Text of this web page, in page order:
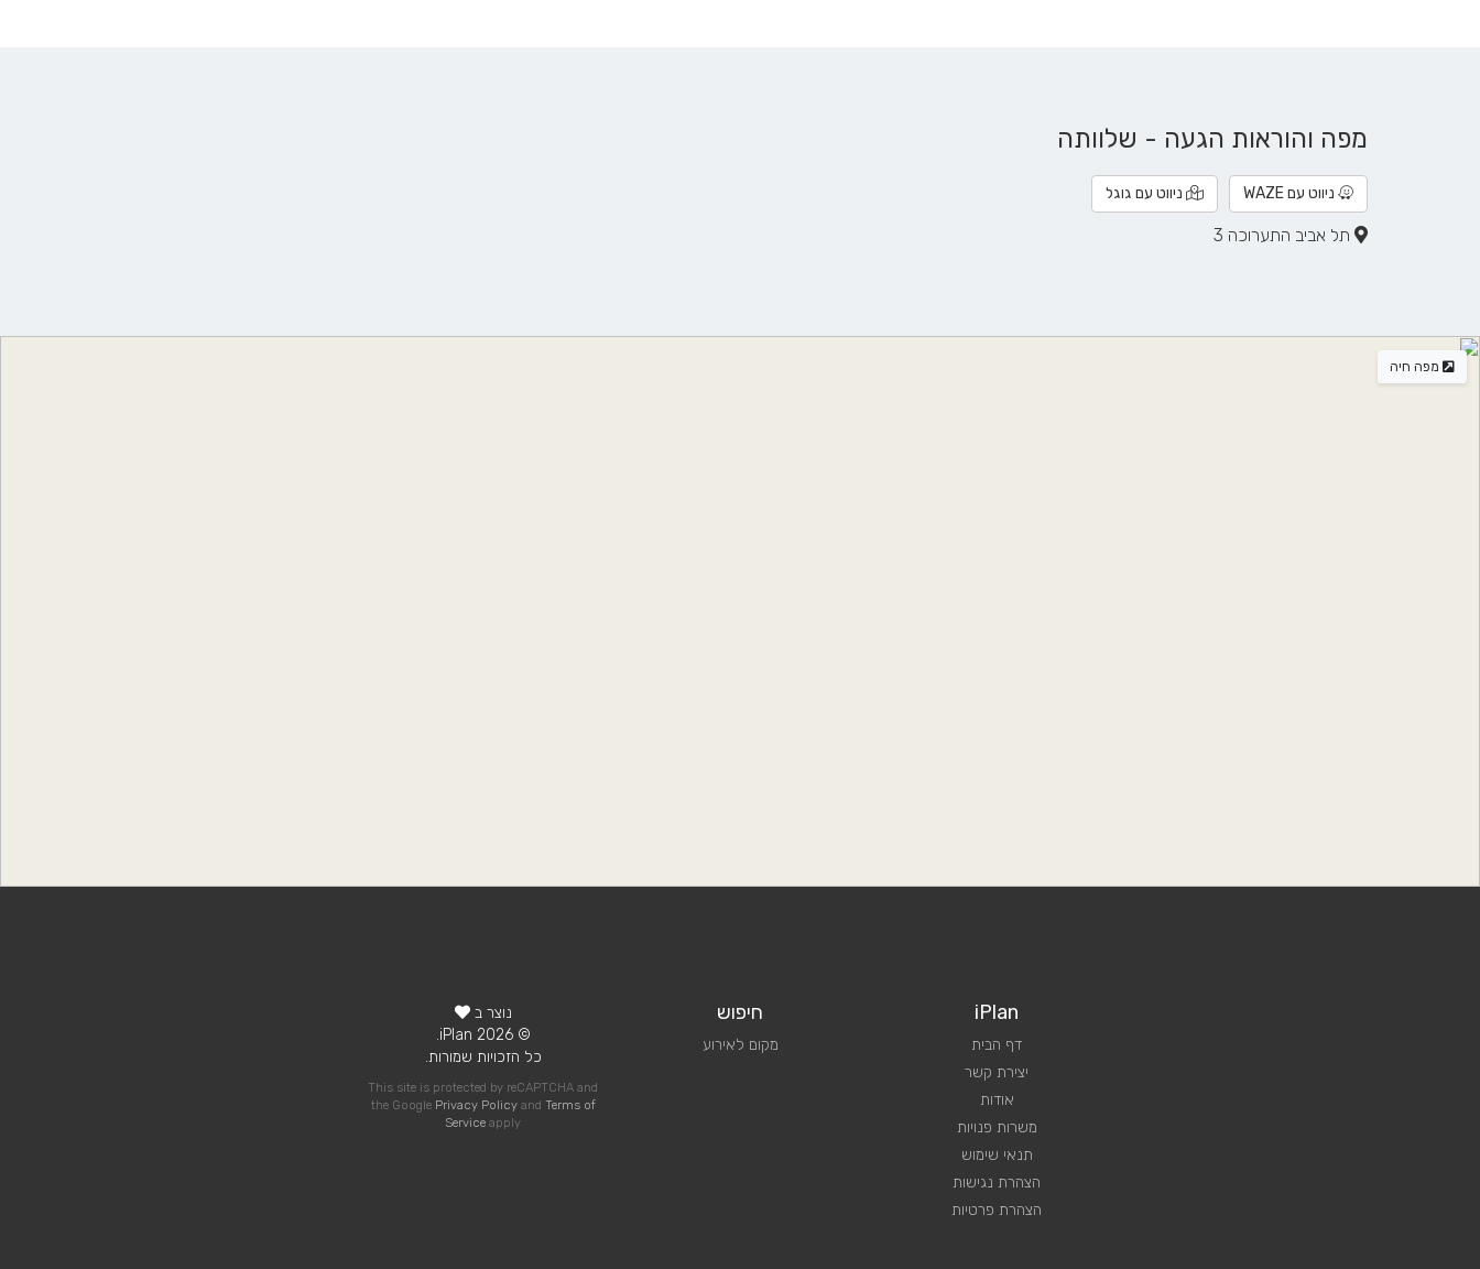
מפה והוראות הגעה - שלוותה
ניווט עם WAZE ניווט עם גוגל
תל אביב התערוכה 3
מפה חיה
iPlan
דף הבית
יצירת קשר
אודות
משרות פנויות
תנאי שימוש
הצהרת נגישות
הצהרת פרטיות
חיפוש
מקום לאירוע
נוצר ב
© 2026 iPlan.
כל הזכויות שמורות.
This site is protected by reCAPTCHA and
the Google Privacy Policyand Terms of
Service apply